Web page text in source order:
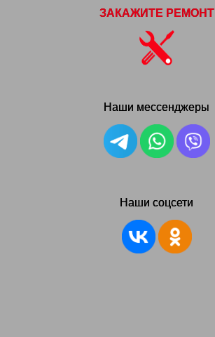
ЗАКАЖИТЕ РЕМОНТ
Наши мессенджеры
Наши соцсети